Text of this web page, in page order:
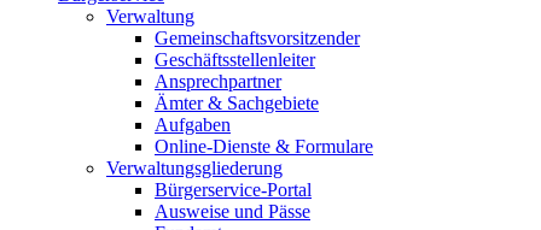
Verwaltung
Gemeinschaftsvorsitzender
Geschäftsstellenleiter
Ansprechpartner
Ämter & Sachgebiete
Aufgaben
Online-Dienste & Formulare
Verwaltungsgliederung
Bürgerservice-Portal
Ausweise und Pässe